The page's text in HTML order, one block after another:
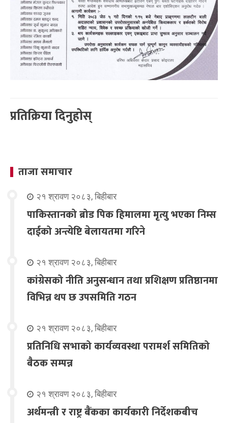
प्रतिक्रिया दिनुहोस्
ताजा समाचार
२१ श्रावण २०८३, बिहीबार
पाकिस्तानको ब्रोड पिक हिमालमा मृत्यु भएका निम्स
दाईको अन्त्येष्टि बेलायतमा गरिने
२१ श्रावण २०८३, बिहीबार
कांग्रेसको नीति अनुसन्धान तथा प्रशिक्षण प्रतिष्ठानमा
विभिन्न थप छ उपसमिति गठन
२१ श्रावण २०८३, बिहीबार
प्रतिनिधि सभाको कार्यव्यवस्था परामर्श समितिको
बैठक सम्पन्न
२१ श्रावण २०८३, बिहीबार
अर्थमन्त्री र राष्ट्र बैंकका कार्यकारी निर्देशकबीच